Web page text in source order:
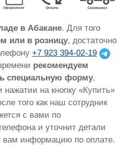
в Абакане. Для того
или в розницу, достаточно
+7 923 394-02-19
рекомендуем
специальную форму,
нажатии на кнопку «Купить»
того как наш сотрудник
с вами по
и уточнит детали
вам информацию по оплате.